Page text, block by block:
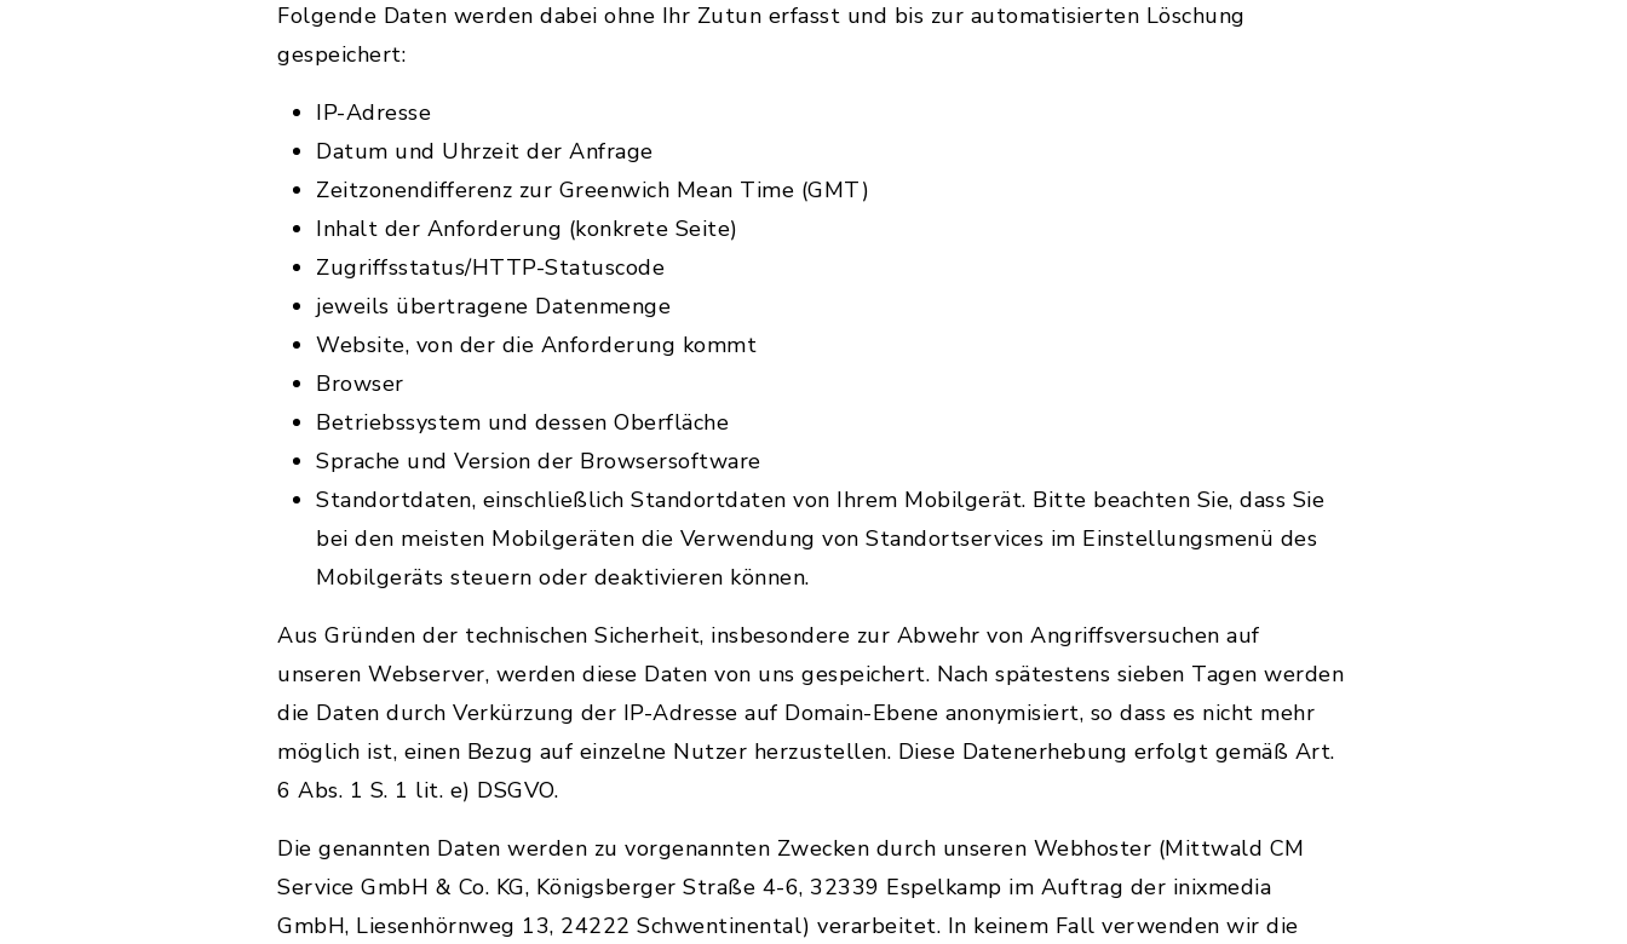
Folgende Daten werden dabei ohne Ihr Zutun erfasst und bis zur automatisierten Löschung
gespeichert:
IP-Adresse
Datum und Uhrzeit der Anfrage
Zeitzonendifferenz zur Greenwich Mean Time (GMT)
Inhalt der Anforderung (konkrete Seite)
Zugriffsstatus/HTTP-Statuscode
jeweils übertragene Datenmenge
Website, von der die Anforderung kommt
Browser
Betriebssystem und dessen Oberfläche
Sprache und Version der Browsersoftware
Standortdaten, einschließlich Standortdaten von Ihrem Mobilgerät. Bitte beachten Sie, dass Sie
bei den meisten Mobilgeräten die Verwendung von Standortservices im Einstellungsmenü des
Mobilgeräts steuern oder deaktivieren können.
Aus Gründen der technischen Sicherheit, insbesondere zur Abwehr von Angriffsversuchen auf
unseren Webserver, werden diese Daten von uns gespeichert. Nach spätestens sieben Tagen werden
die Daten durch Verkürzung der IP-Adresse auf Domain-Ebene anonymisiert, so dass es nicht mehr
möglich ist, einen Bezug auf einzelne Nutzer herzustellen. Diese Datenerhebung erfolgt gemäß Art.
6 Abs. 1 S. 1 lit. e) DSGVO.
Die genannten Daten werden zu vorgenannten Zwecken durch unseren Webhoster (Mittwald CM
Service GmbH & Co. KG, Königsberger Straße 4-6, 32339 Espelkamp im Auftrag der inixmedia
GmbH, Liesenhörnweg 13, 24222 Schwentinental) verarbeitet. In keinem Fall verwenden wir die